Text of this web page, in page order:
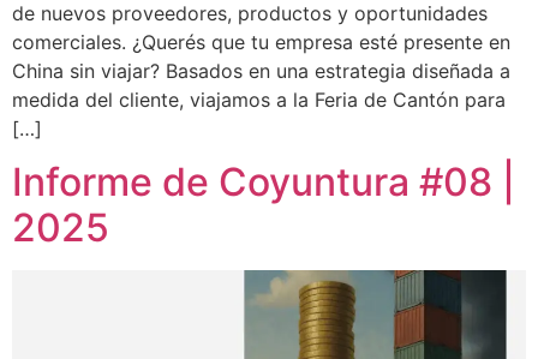
de nuevos proveedores, productos y oportunidades
comerciales. ¿Querés que tu empresa esté presente en
China sin viajar? Basados en una estrategia diseñada a
medida del cliente, viajamos a la Feria de Cantón para
[…]
Informe de Coyuntura #08 |
2025